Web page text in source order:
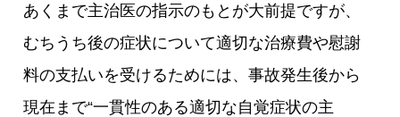
あくまで主治医の指示のもとが大前提ですが、
むちうち後の症状について適切な治療費や慰謝
料の支払いを受けるためには、事故発生後から
現在まで“一貫性のある適切な自覚症状の主